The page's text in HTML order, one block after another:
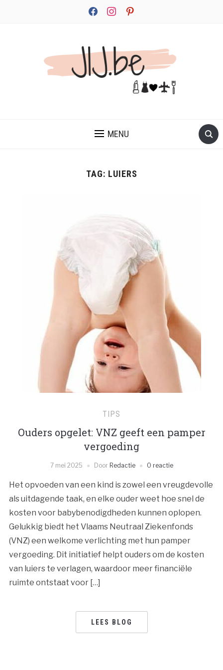
facebookinstagrampinterest
MENU
TAG: LUIERS
TIPS
Ouders opgelet: VNZ geeft een pamper
vergoeding
7 mei 2025 Door Redactie 0 reactie
Het opvoeden van een kind is zowel een vreugdevolle
als uitdagende taak, en elke ouder weet hoe snel de
kosten voor babybenodigdheden kunnen oplopen.
Gelukkig biedt het Vlaams Neutraal Ziekenfonds
(VNZ) een welkome verlichting met hun pamper
vergoeding. Dit initiatief helpt ouders om de kosten
van luiers te verlagen, waardoor meer financiële
ruimte ontstaat voor […]
LEES BLOG